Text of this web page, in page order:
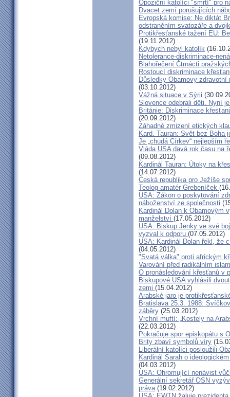
Opoziční katolíci "smrtí" pro
Dvacet zemí porušujících
Evropská komise: Ne diktát
odstraněním svatozáře a
Protikřesťanské tažení EU:
(19.11.2012)
Kdybych nebyl katolík
Netolerance-diskriminace-
Blahořečení Čtrnácti
Rostoucí diskriminace
Důsledky Obamovy
(03.10.2012)
Vážná situace v Sýrii
Slovence odebrali děti. Nyní
Británie: Diskriminace
(20.09.2012)
Záhadné zmizení etických
Kard. Tauran: Svět bez Boha
Je „chudá Církev“ nejlepším
Vláda USA davá rok času na
(09.08.2012)
Kardinál Tauran: Útoky na
(14.07.2012)
Česká republika pro Ježíše
Teolog-amatér Grebeníček
USA: Zákon o poskytování
náboženství ze společnosti
Kardinál Dolan k Obamovým
manželství (17.05.2012)
USA: Biskup Jenky ve své
vyzval k odporu (07.05.2012)
USA: Kardinál Dolan řekl, že
(04.05.2012)
"Svatá válka" proti africkým
Varování před radikálním
O pronásledování křesťanů v
Biskupové USA vyhlásili
zemi (15.04.2012)
Arabské jaro je
Bratislava 25.3. 1988:
záběry (25.03.2012)
Vrchní muftí: „Kostely na
(22.03.2012)
Pokračuje spor episkopátu s
Brity zbaví symbolů víry
Liberální katolíci posloužili
Kardinál Sarah o
(04.03.2012)
USA: Ohromující nenávist
Generální sekretář OSN
práva(19.02.2012)